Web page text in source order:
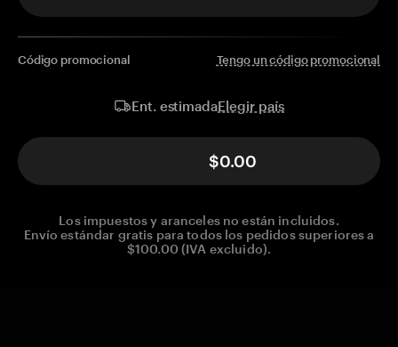
Código promocional Tengo un código promocional
Ent. estimadaElegir país
$0.00
Los impuestos y aranceles no están incluidos.
Envío estándar gratis para todos los pedidos superiores a
$100.00 (IVA excluido).